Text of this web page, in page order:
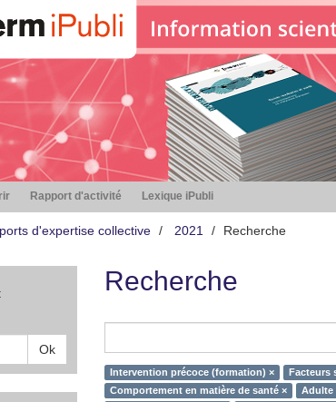
Rapport d'activité Lexique iPubli
d'expertise collective 2021 Recherche
Ok
Recherche
Intervention précoce (formation) × Facteurs
Comportement en matière de santé ×
Adulte